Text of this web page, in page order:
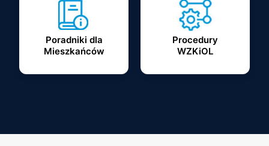
Poradniki dla
Mieszkańców
Procedury
WZKiOL